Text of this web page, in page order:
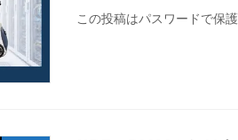
この投稿はパスワードで保